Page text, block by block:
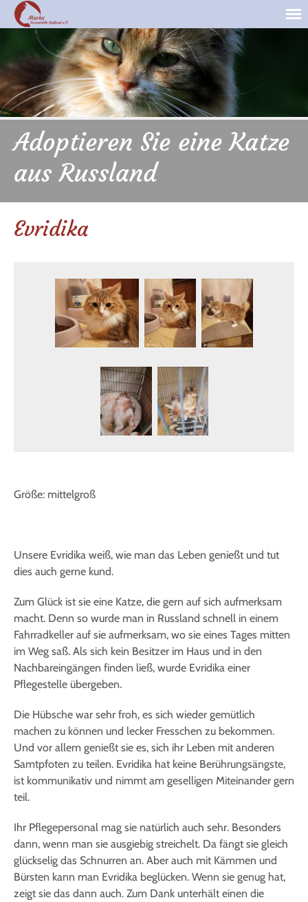
Adoptieren Sie eine Katze
aus Russland
Evridika
Größe: mittelgroß
Unsere Evridika weiß, wie man das Leben genießt und tut
dies auch gerne kund.
Zum Glück ist sie eine Katze, die gern auf sich aufmerksam
macht. Denn so wurde man in Russland schnell in einem
Fahrradkeller auf sie aufmerksam, wo sie eines Tages mitten
im Weg saß. Als sich kein Besitzer im Haus und in den
Nachbareingängen finden ließ, wurde Evridika einer
Pflegestelle übergeben.
Die Hübsche war sehr froh, es sich wieder gemütlich
machen zu können und lecker Fresschen zu bekommen.
Und vor allem genießt sie es, sich ihr Leben mit anderen
Samtpfoten zu teilen. Evridika hat keine Berührungsängste,
ist kommunikativ und nimmt am geselligen Miteinander gern
teil.
Ihr Pflegepersonal mag sie natürlich auch sehr. Besonders
dann, wenn man sie ausgiebig streichelt. Da fängt sie gleich
glückselig das Schnurren an. Aber auch mit Kämmen und
Bürsten kann man Evridika beglücken. Wenn sie genug hat,
zeigt sie das dann auch. Zum Dank unterhält einen die